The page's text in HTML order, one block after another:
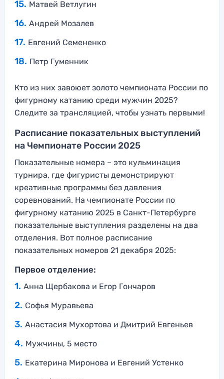
Матвей Ветлугин
Андрей Мозалев
Евгений Семененко
Петр Гуменник
Кто из них завоюет золото чемпионата России по
фигурному катанию среди мужчин 2025?
Следите за трансляцией, чтобы узнать первыми!
Расписание показательных выступлений
на Чемпионате России 2025
Показательные номера – это кульминация
турнира, где фигуристы демонстрируют
креативные программы без давления
соревнований. На чемпионате России по
фигурному катанию 2025 в Санкт-Петербурге
показательные выступления разделены на два
отделения. Вот полное расписание
показательных номеров 21 декабря 2025:
Первое отделение:
Анна Щербакова и Егор Гончаров
Софья Муравьева
Анастасия Мухортова и Дмитрий Евгеньев
Мужчины, 5 место
Екатерина Миронова и Евгений Устенко